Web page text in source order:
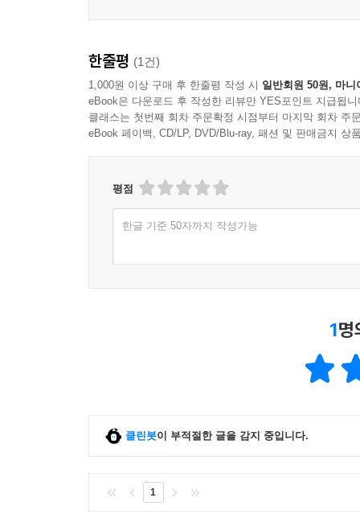
한줄평 (1건)
1,000원 이상 구매 후 한줄평 작성 시 일반회원 50원, 마니
eBook은 다운로드 후 작성한 리뷰만 YES포인트 지급됩니
클래스는 첫번째 회차 주문확정 시점부터 마지막 회차 주
eBook 페이백, CD/LP, DVD/Blu-ray, 패션 및 판매금지 상
평점
한글 기준 50자까지 작성가능
1명
클린봇이 부적절한 글을 감지 중입니다.
1